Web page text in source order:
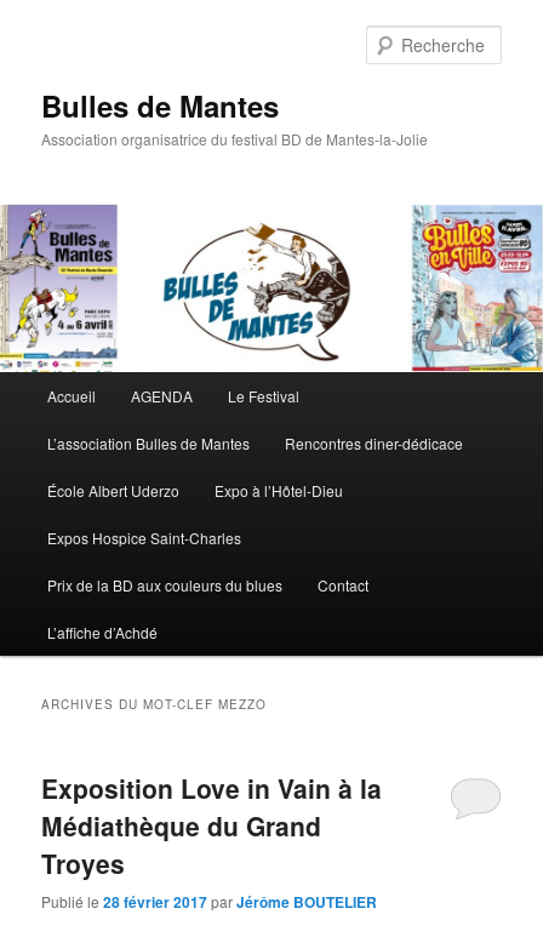
Bulles de Mantes
Association organisatrice du festival BD de Mantes-la-Jolie
Aller au contenu principal
Aller au contenu secondaire
Accueil AGENDA Le Festival
L’association Bulles de Mantes Rencontres diner-dédicace
École Albert Uderzo Expo à l’Hôtel-Dieu
Expos Hospice Saint-Charles
Prix de la BD aux couleurs du blues Contact
L’affiche d’Achdé
ARCHIVES DU MOT-CLEFMEZZO
Exposition Love in Vain à la
Médiathèque du Grand
Troyes
Publié le28 février 2017parJérôme BOUTELIER